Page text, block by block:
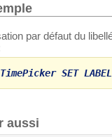
par défaut du
TimePicker SET
aussi